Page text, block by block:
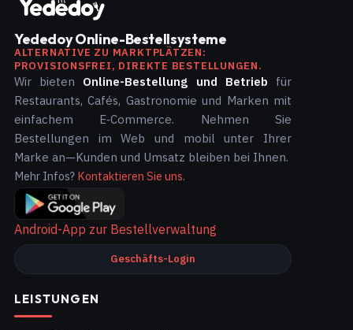
Yededoy Online-Bestellsysteme
ALTERNATIVE ZU MARKTPLÄTZEN:
PROVISIONSFREI, DIREKTE BESTELLUNGEN.
Wir bieten Online-Bestellung und Betrieb für
Restaurants, Cafés, Gastronomie und Marken mit
einfachem E‑Commerce. Nehmen Sie
Bestellungen im Web und mobil unter Ihrer
Marke an—Kunden und Umsatz bleiben bei Ihnen.
Mehr Infos? Kontaktieren Sie uns.
Android-App zur Bestellverwaltung
Geschäfts-Login
LEISTUNGEN